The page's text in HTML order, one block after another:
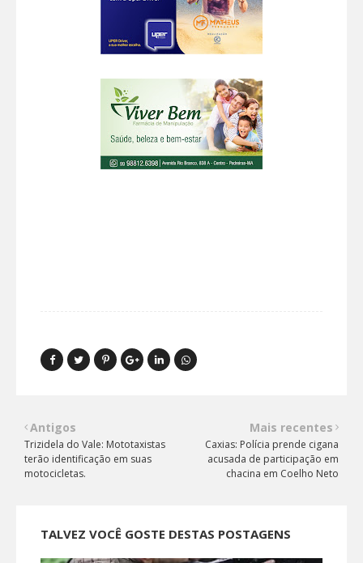
Mais recentes
Caxias: Polícia prende cigana
acusada de participação em
chacina em Coelho Neto
Antigos
Trizidela do Vale: Mototaxistas
terão identificação em suas
motocicletas.
TALVEZ VOCÊ GOSTE DESTAS POSTAGENS